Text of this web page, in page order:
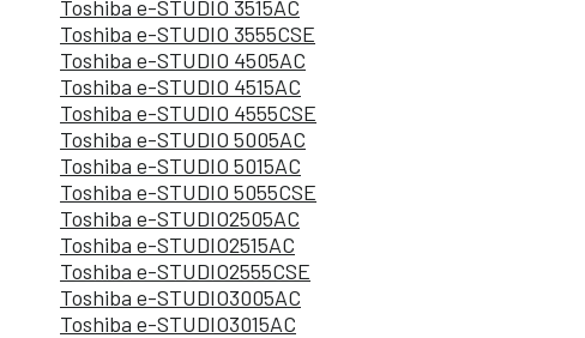
Toshiba e-STUDIO 3515AC
Toshiba e-STUDIO 3555CSE
Toshiba e-STUDIO 4505AC
Toshiba e-STUDIO 4515AC
Toshiba e-STUDIO 4555CSE
Toshiba e-STUDIO 5005AC
Toshiba e-STUDIO 5015AC
Toshiba e-STUDIO 5055CSE
Toshiba e-STUDIO2505AC
Toshiba e-STUDIO2515AC
Toshiba e-STUDIO2555CSE
Toshiba e-STUDIO3005AC
Toshiba e-STUDIO3015AC